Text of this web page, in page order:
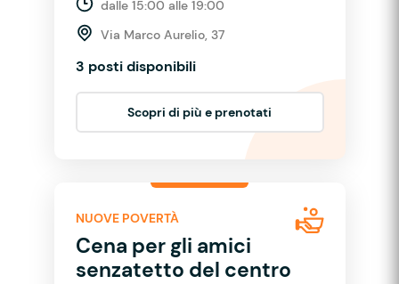
dalle 15:00 alle 19:00
Via Marco Aurelio, 37
3 posti disponibili
Scopri di più e prenotati
NUOVE POVERTÀ
Cena per gli amici
senzatetto del centro